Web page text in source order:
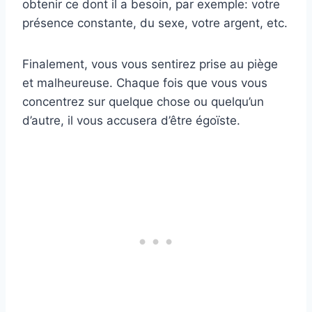
obtenir ce dont il a besoin, par exemple: votre
présence constante, du sexe, votre argent, etc.
Finalement, vous vous sentirez prise au piège
et malheureuse. Chaque fois que vous vous
concentrez sur quelque chose ou quelqu’un
d’autre, il vous accusera d’être égoïste.